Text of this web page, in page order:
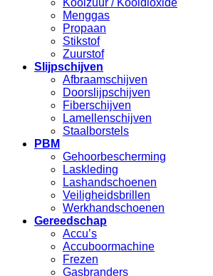
Menggas
Propaan
Stikstof
Zuurstof
Slijpschijven
Afbraamschijven
Doorslijpschijven
Fiberschijven
Lamellenschijven
Staalborstels
PBM
Gehoorbescherming
Laskleding
Lashandschoenen
Veiligheidsbrillen
Werkhandschoenen
Gereedschap
Accu’s
Accuboormachine
Frezen
Gasbranders